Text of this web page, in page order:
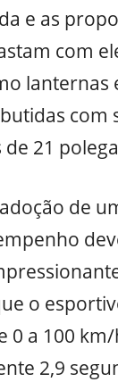
e as
com
lanternas
com
21
de
o
0 a 100
2,9